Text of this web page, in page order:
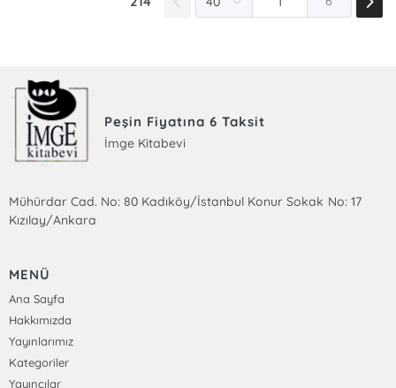
Peşin Fiyatına 6 Taksit
İmge Kitabevi
Mühürdar Cad. No: 80 Kadıköy/İstanbul Konur Sokak No: 17
Kızılay/Ankara
MENÜ
Ana Sayfa
Hakkımızda
Yayınlarımız
Kategoriler
Yayıncılar